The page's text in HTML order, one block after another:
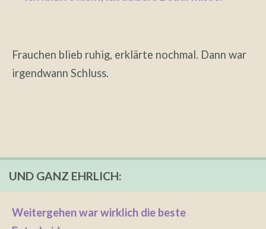
Frauchen blieb ruhig, erklärte nochmal. Dann war
irgendwann Schluss.
UND GANZ EHRLICH:
Weitergehen war wirklich die beste